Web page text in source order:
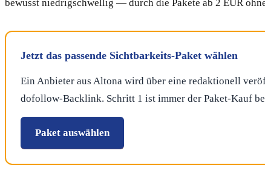
bewusst niedrigschwellig — durch die Pakete ab 2 EUR
Jetzt das passende Sichtbarkeits-Paket wählen
Ein Anbieter aus Altona wird über eine redaktionell
dofollow-Backlink. Schritt 1 ist immer der Paket-Kauf
Paket auswählen